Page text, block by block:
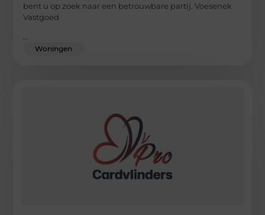
bent u op zoek naar een betrouwbare partij. Voesenek
Vastgoed
...
Woningen